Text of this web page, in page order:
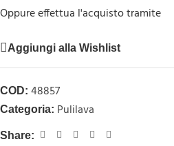
Oppure effettua l'acquisto tramite
Aggiungi alla Wishlist
COD: 48857
Categoria: Pulilava
Share: